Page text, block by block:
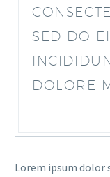
SED DO
DOLORE
Lorem ipsum